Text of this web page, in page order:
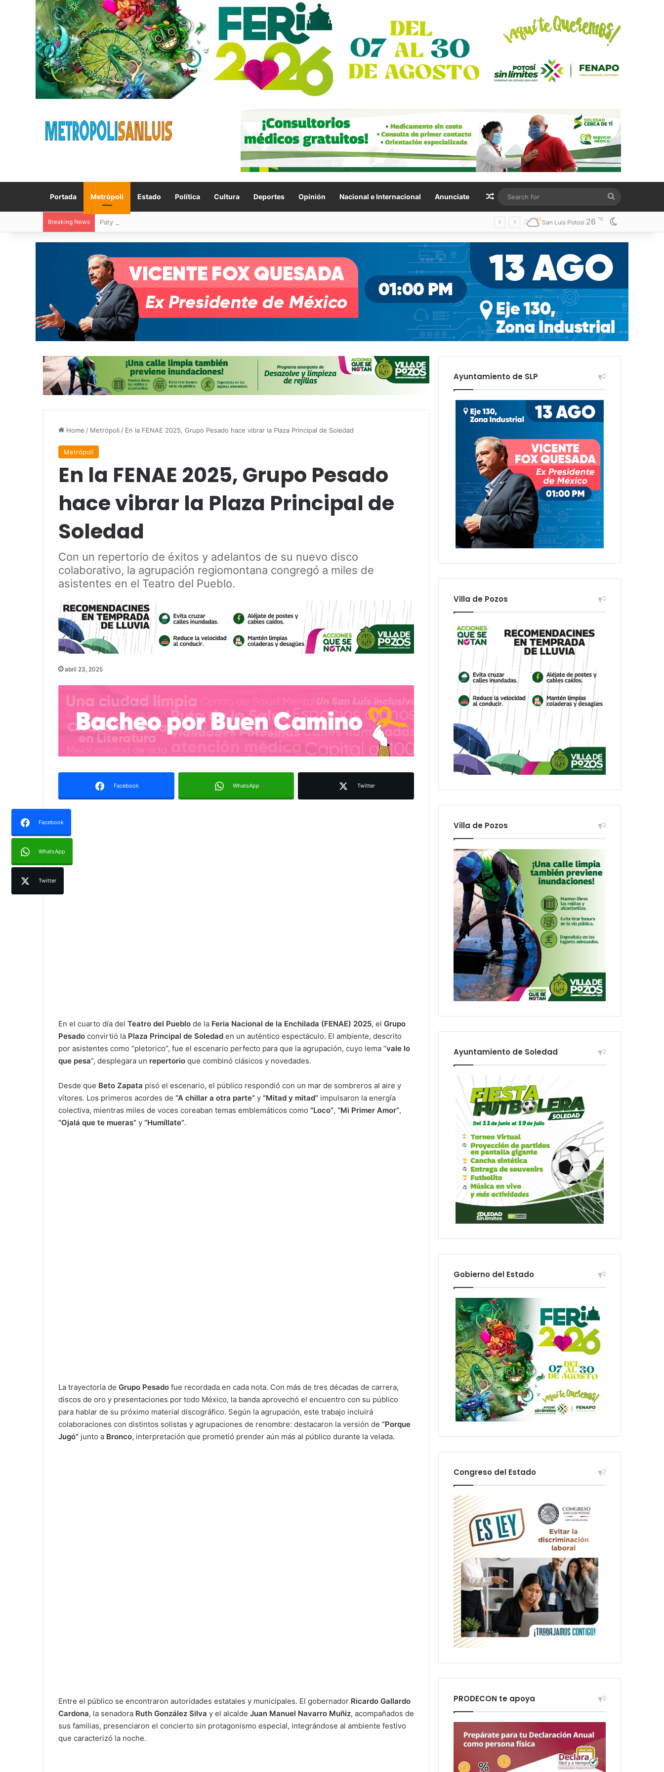
Portada Metrópoli Estado Política Cultura Deportes Opinión Nacional e Internacional Anunciate Random Article
for
Breaking News Paty Aradillas destaca impacto del nuevo desnivel de Circuito Potosí en la movilidad de Villa de Pozos San Luis Potosí 26 ℃
Home / Metrópoli / En la FENAE 2025, Grupo Pesado hace vibrar la Plaza Principal de Soledad
Metrópoli
En la FENAE 2025, Grupo Pesado
hace vibrar la Plaza Principal de
Soledad
Con un repertorio de éxitos y adelantos de su nuevo disco
colaborativo, la agrupación regiomontana congregó a miles de
asistentes en el Teatro del Pueblo.
abril 23, 2025
Facebook WhatsApp Twitter
Facebook
WhatsApp
Twitter
En el cuarto día del Teatro del Pueblo de la Feria Nacional de la Enchilada (FENAE) 2025, el Grupo
Pesado convirtió la Plaza Principal de Soledad en un auténtico espectáculo. El ambiente, descrito
por asistentes como “pletorico”, fue el escenario perfecto para que la agrupación, cuyo lema “vale lo
que pesa”, desplegara un repertorio que combinó clásicos y novedades.
Desde que Beto Zapata pisó el escenario, el público respondió con un mar de sombreros al aire y
vítores. Los primeros acordes de “A chillar a otra parte” y “Mitad y mitad” impulsaron la energía
colectiva, mientras miles de voces coreaban temas emblemáticos como “Loco”, “Mi Primer Amor”,
“Ojalá que te mueras” y “Humíllate”.
La trayectoria de Grupo Pesado fue recordada en cada nota. Con más de tres décadas de carrera,
discos de oro y presentaciones por todo México, la banda aprovechó el encuentro con su público
para hablar de su próximo material discográfico. Según la agrupación, este trabajo incluirá
colaboraciones con distintos solistas y agrupaciones de renombre: destacaron la versión de “Porque
Jugó” junto a Bronco, interpretación que prometió prender aún más al público durante la velada.
Entre el público se encontraron autoridades estatales y municipales. El gobernador Ricardo Gallardo
Cardona, la senadora Ruth González Silva y el alcalde Juan Manuel Navarro Muñiz, acompañados de
sus familias, presenciaron el concierto sin protagonismo especial, integrándose al ambiente festivo
que caracterizó la noche.
Ayuntamiento de SLP
Villa de Pozos
Villa de Pozos
Ayuntamiento de Soledad
Gobierno del Estado
Congreso del Estado
PRODECON te apoya